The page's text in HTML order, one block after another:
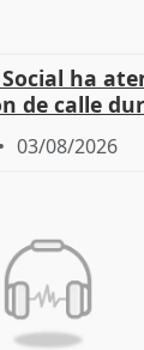
ha
de calle
03/08/2026